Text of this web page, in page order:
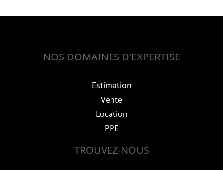
NOS DOMAINES D’EXPERTISE
Estimation
Vente
Location
PPE
TROUVEZ-NOUS